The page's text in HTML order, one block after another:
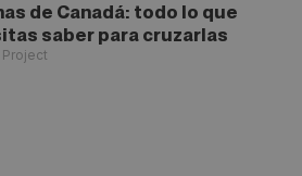
de Canadá: todo lo que
saber para cruzarlas
Project